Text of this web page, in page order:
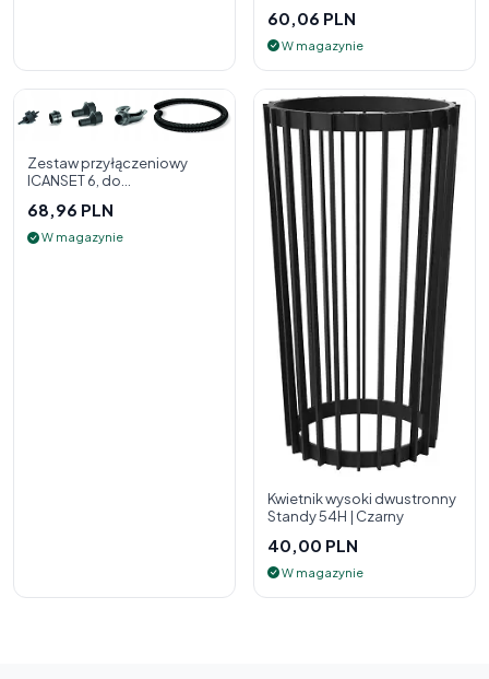
60,06 PLN
W magazynie
Zestaw przyłączeniowy
ICANSET 6, do
68,96 PLN
W magazynie
Kwietnik wysoki dwustronny
Standy 54H | Czarny
40,00 PLN
W magazynie